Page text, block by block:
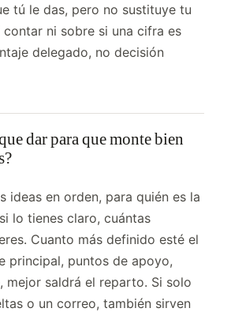
tú le das, pero no sustituye tu
ni sobre si una cifra es
delegado, no decisión
dar para que monte bien
ideas en orden, para quién es la
lo tienes claro, cuántas
Cuanto más definido esté el
principal, puntos de apoyo,
saldrá el reparto. Si solo
o un correo, también sirven